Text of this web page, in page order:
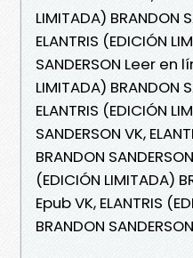
LIMITADA) BRANDON
ELANTRIS (EDICIÓN
SANDERSON Leer en
LIMITADA) BRANDON
ELANTRIS (EDICIÓN
SANDERSON VK,
BRANDON
(EDICIÓN LIMITADA)
Epub VK, ELANTRIS
BRANDON